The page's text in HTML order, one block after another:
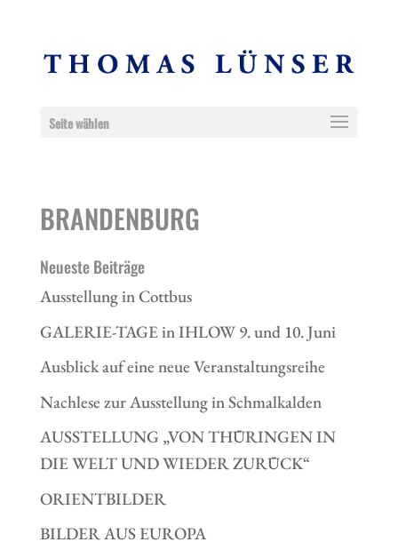
Seite wählen
BRANDENBURG
Neueste Beiträge
Ausstellung in Cottbus
GALERIE-TAGE in IHLOW 9. und 10. Juni
Ausblick auf eine neue Veranstaltungsreihe
Nachlese zur Ausstellung in Schmalkalden
AUSSTELLUNG „VON THÜRINGEN IN
DIE WELT UND WIEDER ZURÜCK“
ORIENTBILDER
BILDER AUS EUROPA